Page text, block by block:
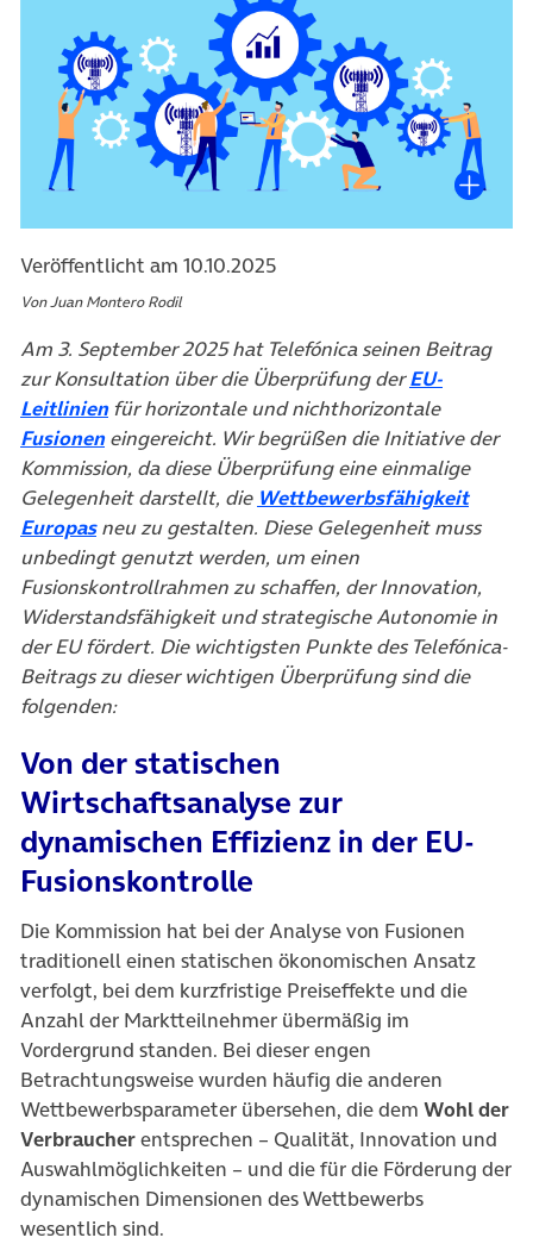
Veröffentlicht am 10.10.2025
Von Juan Montero Rodil
Am 3. September 2025 hat Telefónica seinen Beitrag
zur Konsultation über die Überprüfung derEU-
Leitlinien(öffnet in neuem Tab)
für horizontale und nichthorizontale
Fusionen(öffnet in neuem Tab)
eingereicht. Wir begrüßen die Initiative der
Kommission, da diese Überprüfung eine einmalige
Gelegenheit darstellt, die Wettbewerbsfähigkeit
Europas(öffnet in neuem Tab)
neu zu gestalten. Diese Gelegenheit muss
unbedingt genutzt werden, um einen
Fusionskontrollrahmen zu schaffen, der Innovation,
Widerstandsfähigkeit und strategische Autonomie in
der EU fördert. Die wichtigsten Punkte des Telefónica-
Beitrags zu dieser wichtigen Überprüfung sind die
folgenden:
Von der statischen
Wirtschaftsanalyse zur
dynamischen Effizienz in der EU-
Fusionskontrolle
Die Kommission hat bei der Analyse von Fusionen
traditionell einen statischen ökonomischen Ansatz
verfolgt, bei dem kurzfristige Preiseffekte und die
Anzahl der Marktteilnehmer übermäßig im
Vordergrund standen. Bei dieser engen
Betrachtungsweise wurden häufig die anderen
Wettbewerbsparameter übersehen, die dem Wohl der
Verbraucherentsprechen – Qualität, Innovation und
Auswahlmöglichkeiten – und die für die Förderung der
dynamischen Dimensionen des Wettbewerbs
wesentlich sind.